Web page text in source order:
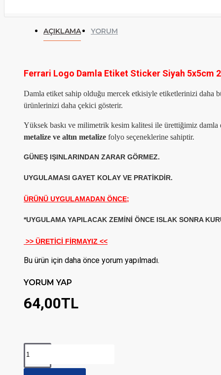
AÇIKLAMA YORUM
Ferrari Logo Damla Etiket Sticker Siyah 5x5cm
Damla etiket sahip olduğu mercek etkisiyle etiketlerinizi daha
ürünlerinizi daha çekici gösterir.
Yüksek baskı ve milimetrik kesim kalitesi ile ürettiğimiz damla
metalize ve altın metalize folyo seçeneklerine sahiptir.
GÜNEŞ IŞINLARINDAN ZARAR GÖRMEZ.
UYGULAMASI GAYET KOLAY VE PRATİKDİR.
ÜRÜNÜ UYGULAMADAN ÖNCE;
*UYGULAMA YAPILACAK ZEMİNİ ÖNCE ISLAK SONRA
>> ÜRETİCİ FİRMAYIZ <<
Bu ürün için daha önce yorum yapılmadı.
YORUM YAP
64,00TL